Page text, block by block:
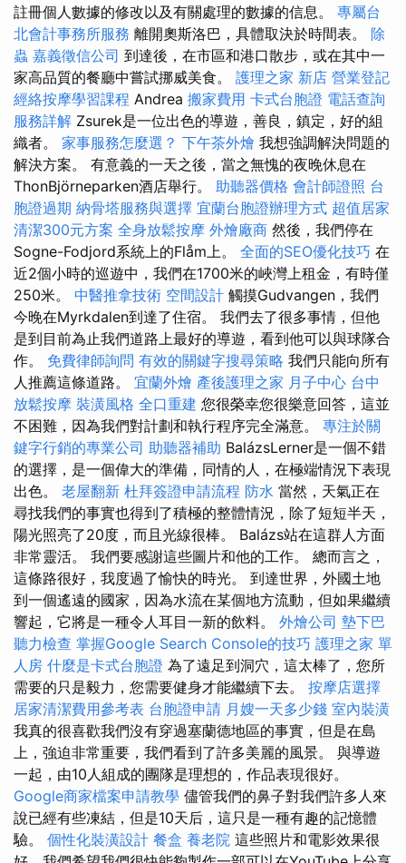
註冊個人數據的修改以及有關處理的數據的信息。 專屬台
北會計事務所服務 離開奧斯洛巴，具體取決於時間表。 除
蟲 嘉義徵信公司 到達後，在市區和港口散步，或在其中一
家高品質的餐廳中嘗試挪威美食。 護理之家 新店 營業登記
經絡按摩學習課程 Andrea 搬家費用 卡式台胞證 電話查詢
服務詳解 Zsurek是一位出色的導遊，善良，鎮定，好的組
織者。 家事服務怎麼選？ 下午茶外燴 我想強調解決問題的
解決方案。 有意義的一天之後，當之無愧的夜晚休息在
ThonBjörneparken酒店舉行。 助聽器價格 會計師證照 台
胞證過期 納骨塔服務與選擇 宜蘭台胞證辦理方式 超值居家
清潔300元方案 全身放鬆按摩 外燴廠商 然後，我們停在
Sogne-Fodjord系統上的Flåm上。 全面的SEO優化技巧 在
近2個小時的巡遊中，我們在1700米的峽灣上租金，有時僅
250米。 中醫推拿技術 空間設計 觸摸Gudvangen，我們
今晚在Myrkdalen到達了住宿。 我們去了很多事情，但他
是到目前為止我們道路上最好的導遊，看到他可以與球隊合
作。 免費律師詢問 有效的關鍵字搜尋策略 我們只能向所有
人推薦這條道路。 宜蘭外燴 產後護理之家 月子中心 台中
放鬆按摩 裝潢風格 全口重建 您很榮幸您很樂意回答，這並
不困難，因為我們對計劃和執行程序完全滿意。 專注於關
鍵字行銷的專業公司 助聽器補助 BalázsLerner是一個不錯
的選擇，是一個偉大的準備，同情的人，在極端情況下表現
出色。 老屋翻新 杜拜簽證申請流程 防水 當然，天氣正在
尋找我們的事實也得到了積極的整體情況，除了短短半天，
陽光照亮了20度，而且光線很棒。 Balázs站在這群人方面
非常靈活。 我們要感謝這些圖片和他的工作。 總而言之，
這條路很好，我度過了愉快的時光。 到達世界，外國土地
到一個遙遠的國家，因為水流在某個地方流動，但如果繼續
響起，它將是一種令人耳目一新的飲料。 外燴公司 墊下巴
聽力檢查 掌握Google Search Console的技巧 護理之家 單
人房 什麼是卡式台胞證 為了遠足到洞穴，這太棒了，您所
需要的只是毅力，您需要健身才能繼續下去。 按摩店選擇
居家清潔費用參考表 台胞證申請 月嫂一天多少錢 室內裝潢
我真的很喜歡我們沒有穿過塞蘭德地區的事實，但是在島
上，強迫非常重要，我們看到了許多美麗的風景。 與導遊
一起，由10人組成的團隊是理想的，作品表現很好。
Google商家檔案申請教學 儘管我們的鼻子對我們許多人來
說已經有些凍結，但是10天后，這只是一種有趣的記憶體
驗。 個性化裝潢設計 餐盒 養老院 這些照片和電影效果很